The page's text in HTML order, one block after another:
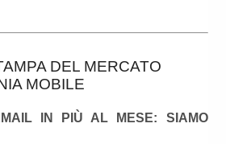
DEL MERCATO
MOBILE
IN PIÙ AL MESE: SIAMO